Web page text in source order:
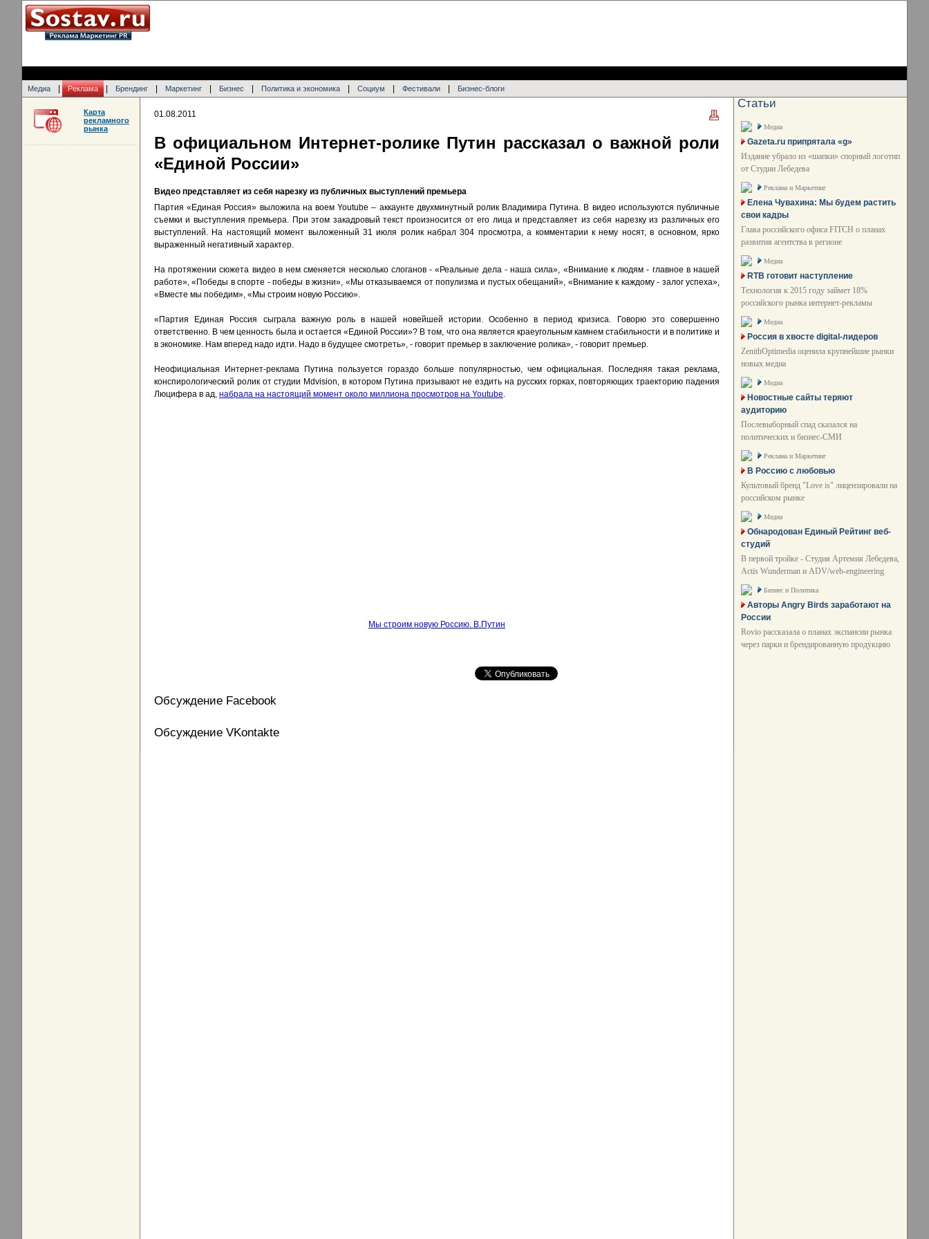
Медиа Реклама Брендинг Маркетинг Бизнес Политика и экономика Социум Фестивали Бизнес-блоги
01.08.2011
В официальном Интернет-ролике Путин рассказал о важной роли
«Единой России»
Видео представляет из себя нарезку из публичных выступлений премьера
Партия «Единая Россия» выложила на воем Youtube – аккаунте двухминутный ролик Владимира Путина. В видео используются публичные
съемки и выступления премьера. При этом закадровый текст произносится от его лица и представляет из себя нарезку из различных его
выступлений. На настоящий момент выложенный 31 июля ролик набрал 304 просмотра, а комментарии к нему носят, в основном, ярко
выраженный негативный характер.
На протяжении сюжета видео в нем сменяется несколько слоганов - «Реальные дела - наша сила», «Внимание к людям - главное в нашей
работе», «Победы в спорте - победы в жизни», «Мы отказываемся от популизма и пустых обещаний», «Внимание к каждому - залог успеха»,
«Вместе мы победим», «Мы строим новую Россию».
«Партия Единая Россия сыграла важную роль в нашей новейшей истории. Особенно в период кризиса. Говорю это совершенно
ответственно. В чем ценность была и остается «Единой России»? В том, что она является краеугольным камнем стабильности и в политике и
в экономике. Нам вперед надо идти. Надо в будущее смотреть», - говорит премьер в заключение ролика», - говорит премьер.
Неофициальная Интернет-реклама Путина пользуется гораздо больше популярностью, чем официальная. Последняя такая реклама,
конспирологический ролик от студии Mdvision, в котором Путина призывают не ездить на русских горках, повторяющих траекторию падения
Люцифера в ад, набрала на настоящий момент около миллиона просмотров на Youtube.
Мы строим новую Россию. В.Путин
Обсуждение Facebook
Обсуждение VKontakte
Карта
рекламного
рынка
Статьи
Медиа
Gazeta.ru припрятала «g»
Издание убрало из «шапки» спорный логотип
от Студии Лебедева
Реклама и Маркетинг
Елена Чувахина: Мы будем растить
свои кадры
Глава российского офиса FITCH о планах
развития агентства в регионе
Медиа
RTB готовит наступление
Технология к 2015 году займет 18%
российского рынка интернет-рекламы
Медиа
Россия в хвосте digital-лидеров
ZenithOptimedia оценила крупнейшие рынки
новых медиа
Медиа
Новостные сайты теряют
аудиторию
Послевыборный спад сказался на
политических и бизнес-СМИ
Реклама и Маркетинг
В Россию с любовью
Культовый бренд "Love is" лицензировали на
российском рынке
Медиа
Обнародован Единый Рейтинг веб-
студий
В первой тройке - Студия Артемия Лебедева,
Actis Wunderman и ADV/web-engineering
Бизнес и Политика
Авторы Angry Birds заработают на
России
Rovio рассказала о планах экспансии рынка
через парки и брендированную продукцию